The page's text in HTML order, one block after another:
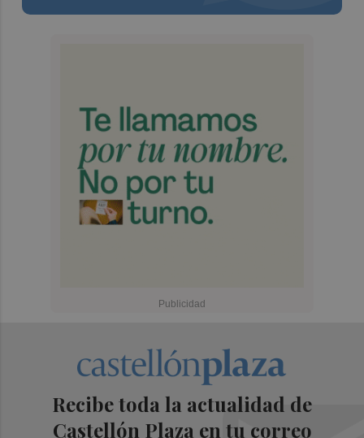
Recibe toda la actualidad de
Castellón Plaza en tu correo